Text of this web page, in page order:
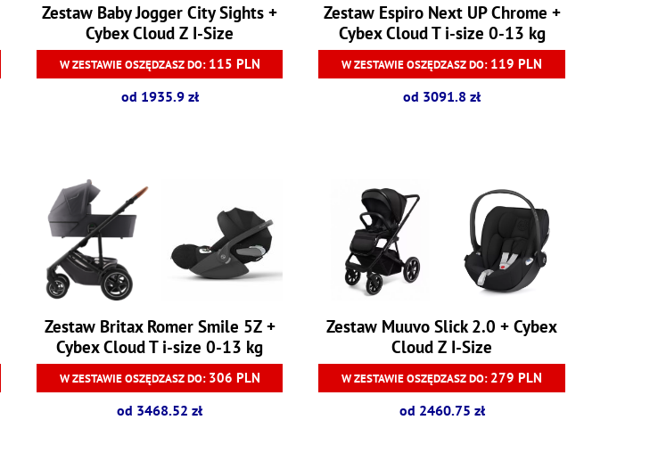
Zestaw Baby Jogger City Sights +
Cybex Cloud Z I-Size
W ZESTAWIE OSZĘDZASZ DO: 115 PLN
od 1935.9 zł
Zestaw Espiro Next UP Chrome +
Cybex Cloud T i-size 0-13 kg
W ZESTAWIE OSZĘDZASZ DO: 119 PLN
od 3091.8 zł
Zestaw Britax Romer Smile 5Z +
Cybex Cloud T i-size 0-13 kg
W ZESTAWIE OSZĘDZASZ DO: 306 PLN
od 3468.52 zł
Zestaw Muuvo Slick 2.0 + Cybex
Cloud Z I-Size
W ZESTAWIE OSZĘDZASZ DO: 279 PLN
od 2460.75 zł